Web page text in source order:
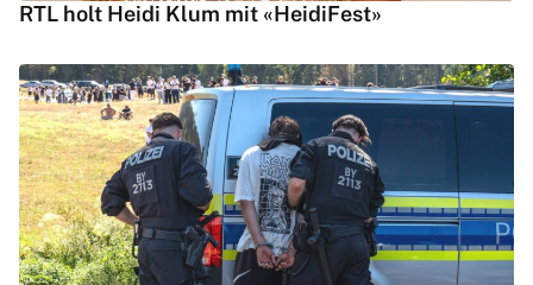
RTL holt Heidi Klum mit «HeidiFest»